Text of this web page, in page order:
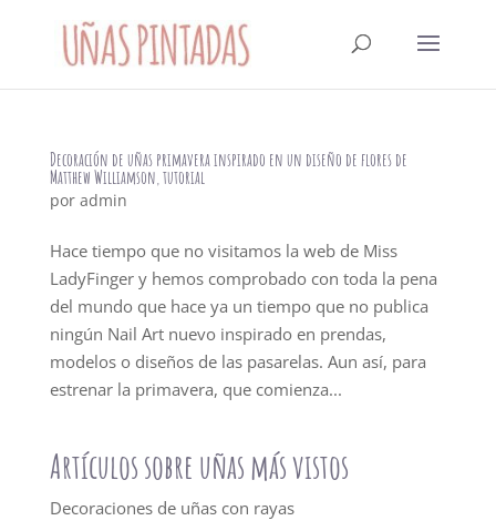
Decoración de uñas primavera inspirado en un diseño de flores de
Matthew Williamson, tutorial
por admin
Hace tiempo que no visitamos la web de Miss
LadyFinger y hemos comprobado con toda la pena
del mundo que hace ya un tiempo que no publica
ningún Nail Art nuevo inspirado en prendas,
modelos o diseños de las pasarelas. Aun así, para
estrenar la primavera, que comienza...
Artículos sobre uñas más vistos
Decoraciones de uñas con rayas